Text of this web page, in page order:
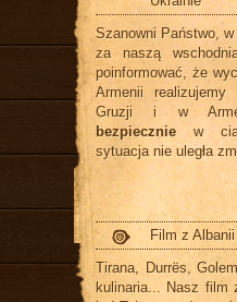
Szanowni Państwo,
za naszą
poinformować, że
Armenii
Gruzji i w
bezpiecznie w
sytuacja nie uległa
Film z Albanii
Tirana, Durrës,
kulinaria... Nasz film